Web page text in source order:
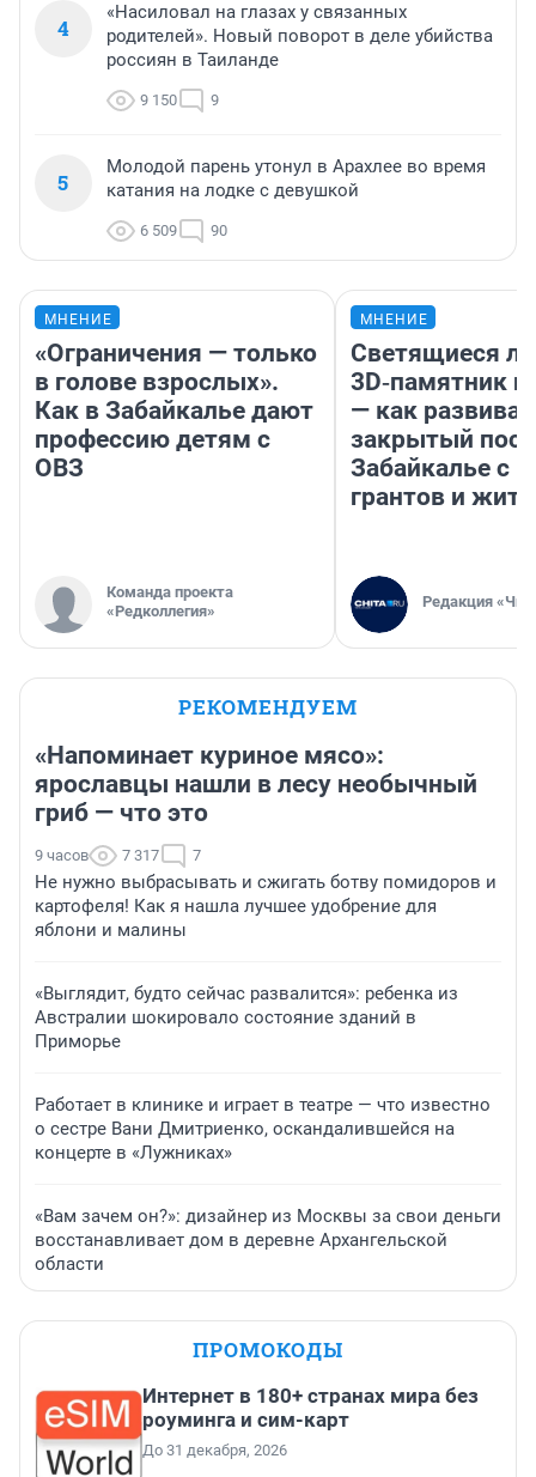
4
«Насиловал на глазах у связанных
родителей». Новый поворот в деле убийства
россиян в Таиланде
9 150 9
5
Молодой парень утонул в Арахлее во время
катания на лодке с девушкой
6 509 90
МНЕНИЕ
«Ограничения — только
в голове взрослых».
Как в Забайкалье дают
профессию детям с
ОВЗ
Команда проекта
«Редколлегия»
МНЕНИЕ
Светящиеся
3D‑памятник и
— как
закрытый
Забайкалье с
грантов и
Редакция
РЕКОМЕНДУЕМ
«Напоминает куриное мясо»:
ярославцы нашли в лесу необычный
гриб — что это
9 часов 7 317 7
Не нужно выбрасывать и сжигать ботву помидоров и
картофеля! Как я нашла лучшее удобрение для
яблони и малины
«Выглядит, будто сейчас развалится»: ребенка из
Австралии шокировало состояние зданий в
Приморье
Работает в клинике и играет в театре — что известно
о сестре Вани Дмитриенко, оскандалившейся на
концерте в «Лужниках»
«Вам зачем он?»: дизайнер из Москвы за свои деньги
восстанавливает дом в деревне Архангельской
области
ПРОМОКОДЫ
Интернет в 180+ странах мира без
роуминга и сим-карт
До 31 декабря, 2026